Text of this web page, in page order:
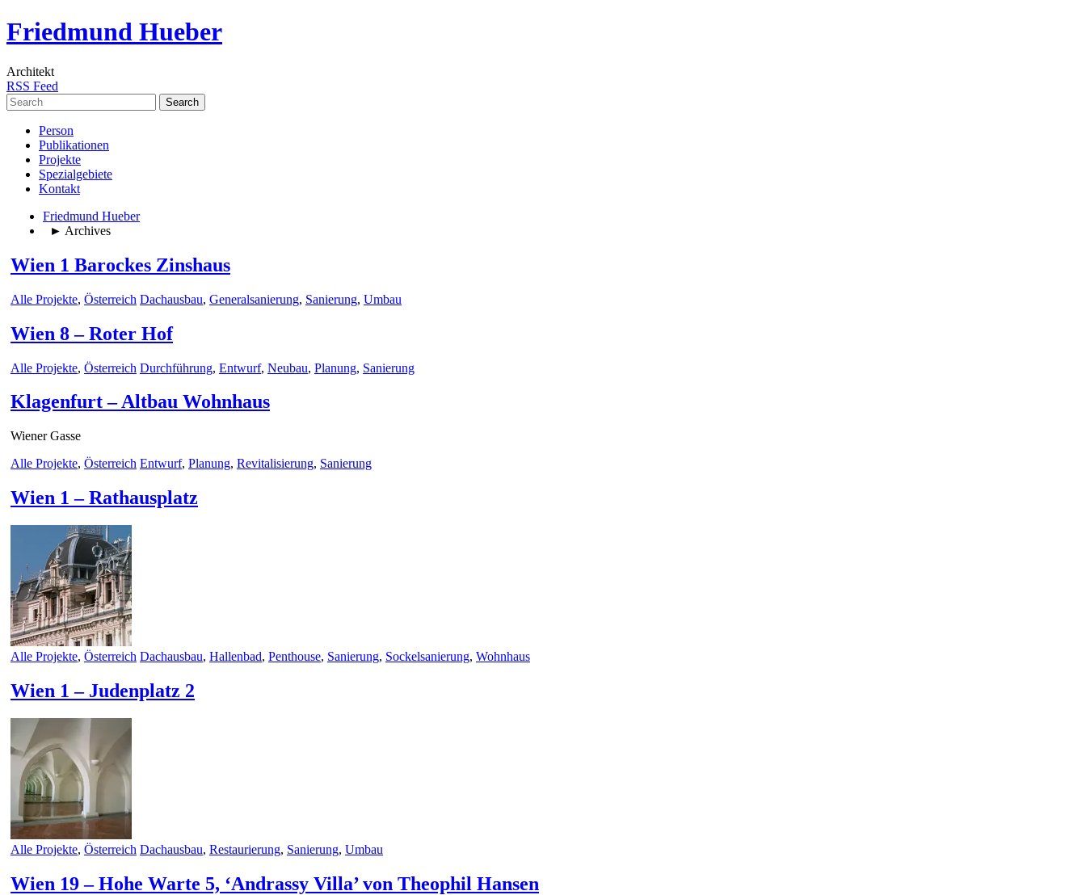
Friedmund Hueber
Architekt
RSS Feed
Search
for:
Person
Publikationen
Projekte
Spezialgebiete
Kontakt
Friedmund Hueber
► Archives
Wien 1 Barockes Zinshaus
Alle Projekte, Österreich Dachausbau, Generalsanierung, Sanierung, Umbau
Wien 8 – Roter Hof
Alle Projekte, Österreich Durchführung, Entwurf, Neubau, Planung, Sanierung
Klagenfurt – Altbau Wohnhaus
Wiener Gasse
Alle Projekte, Österreich Entwurf, Planung, Revitalisierung, Sanierung
Wien 1 – Rathausplatz
Alle Projekte, Österreich Dachausbau, Hallenbad, Penthouse, Sanierung, Sockelsanierung, Wohnhaus
Wien 1 – Judenplatz 2
Alle Projekte, Österreich Dachausbau, Restaurierung, Sanierung, Umbau
Wien 19 – Hohe Warte 5, ‘Andrassy Villa’ von Theophil Hansen